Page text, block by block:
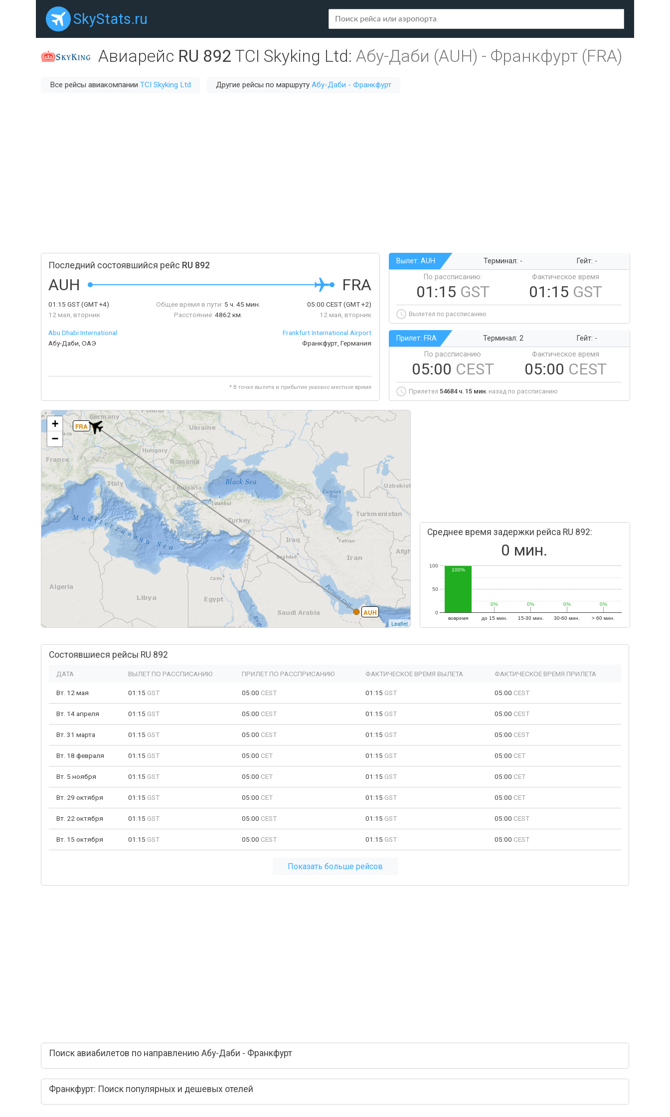
SkyStats.ru
Авиарейс RU 892 TCI Skyking Ltd: Абу-Даби (AUH) - Франкфурт (FRA)
Все рейсы авиакомпании TCI Skyking Ltd Другие рейсы по маршруту Абу-Даби - Франкфурт
Последний состоявшийся рейс RU 892
AUH FRA
01:15 GST(GMT +4)
12 мая, вторник
Общее время в пути: 5 ч. 45 мин.
Расстояние: 4862 км.
05:00CEST(GMT +2)
12 мая, вторник
Abu Dhabi International
Абу-Даби, ОАЭ
Frankfurt International Airport
Франкфурт, Германия
* В точке вылета и прибытия указано местное время
Вылет: AUH Терминал: -
Гейт: -
По рассписанию:
01:15 GST
Фактическое время
01:15 GST
Вылетел по рассписанию
Прилет: FRA Терминал: 2
Гейт: -
По рассписанию
05:00 CEST
Фактическое время
05:00 CEST
Прилетел 54684 ч. 15 мин. назад по рассписанию
AUH
FRA
+
−
Leaflet
Среднее время задержки рейса RU 892:
0 мин.
вовремя до 15 мин. 15-30 мин. 30-60 мин. > 60 мин.
0
50
100
100%
0%
0% 0%
0% 0%
0% 0%
0%
Состоявшиеся рейсы RU 892
ДАТА ВЫЛЕТ ПО РАССПИСАНИЮ ПРИЛЕТ ПО РАССПРИСАНИЮ ФАКТИЧЕСКОЕ ВРЕМЯ ВЫЛЕТА ФАКТИЧЕСКОЕ ВРЕМЯ ПРИЛЕТА
Вт. 12 мая 01:15 GST 05:00 CEST 01:15 GST 05:00 CEST
Вт. 14 апреля 01:15 GST 05:00 CEST 01:15 GST 05:00 CEST
Вт. 31 марта 01:15 GST 05:00 CEST 01:15 GST 05:00 CEST
Вт. 18 февраля 01:15 GST 05:00 CET 01:15 GST 05:00 CET
Вт. 5 ноября 01:15 GST 05:00 CET 01:15 GST 05:00 CET
Вт. 29 октября 01:15 GST 05:00 CET 01:15 GST 05:00 CET
Вт. 22 октября 01:15 GST 05:00 CEST 01:15 GST 05:00 CEST
Вт. 15 октября 01:15 GST 05:00 CEST 01:15 GST 05:00 CEST
Показать больше рейсов
Поиск авиабилетов по направлению Абу-Даби - Франкфурт
Франкфурт: Поиск популярных и дешевых отелей